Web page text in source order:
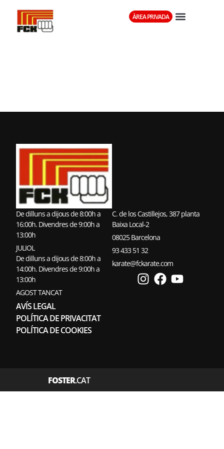
ÀREA PRIVADA
De dilluns a dijous de 8:00h a
16:00h. Divendres de 9:00h a
13:00h
JULIOL
De dilluns a dijous de 8:00h a
14:00h. Divendres de 9:00h a
13:00h
AGOST TANCAT
AVÍS LEGAL
POLÍTICA DE PRIVACITAT
POLÍTICA DE COOKIES
C. de los Castillejos, 387 planta
Baixa Local-2
08025 Barcelona
93 433 51 32
karate@fckarate.com
FOSTER.CAT